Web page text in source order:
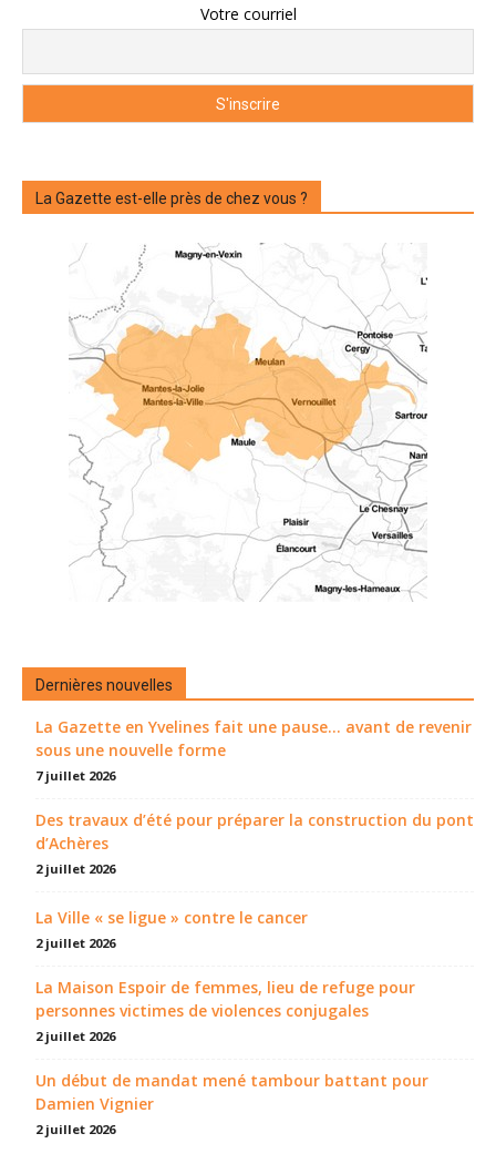
Votre courriel
La Gazette est-elle près de chez vous ?
Dernières nouvelles
La Gazette en Yvelines fait une pause... avant de revenir
sous une nouvelle forme
7 juillet 2026
Des travaux d’été pour préparer la construction du pont
d’Achères
2 juillet 2026
La Ville « se ligue » contre le cancer
2 juillet 2026
La Maison Espoir de femmes, lieu de refuge pour
personnes victimes de violences conjugales
2 juillet 2026
Un début de mandat mené tambour battant pour
Damien Vignier
2 juillet 2026